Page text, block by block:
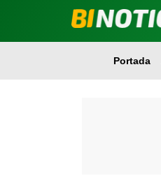
Portada